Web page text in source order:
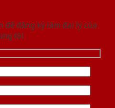
đăng ký làm đại lý của
tôi